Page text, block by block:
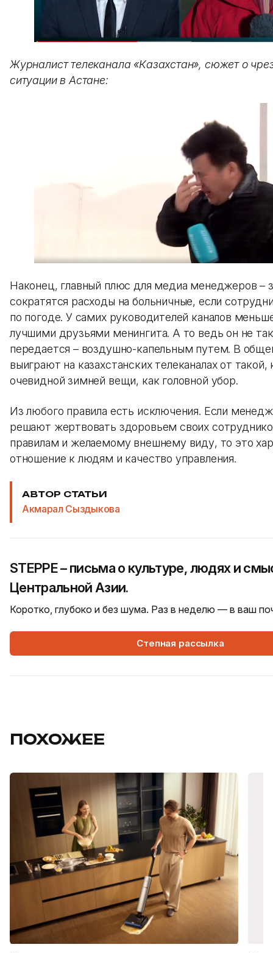
Журналист телеканала «Казахстан», сюжет о
ситуации в Астане:
Наконец, главный плюс для медиа менеджеров –
сократятся расходы на больничные, если
по погоде. У самих руководителей каналов
лучшими друзьями менингита. А то ведь он не
передается – воздушно-капельным путем. В
выиграют на казахстанских телеканалах от такой,
очевидной зимней вещи, как головной убор.
Из любого правила есть исключения. Если
решают жертвовать здоровьем своих
правилам и желаемому внешнему виду, то это
отношение к людям и качество управления.
АВТОР СТАТЬИ
Акмарал Сыздыкова
STEPPE – письма о культуре, людях и
Центральной Азии.
Коротко, глубоко и без шума. Раз в неделю — в ваш
Степная рассылка
ПОХОЖЕЕ